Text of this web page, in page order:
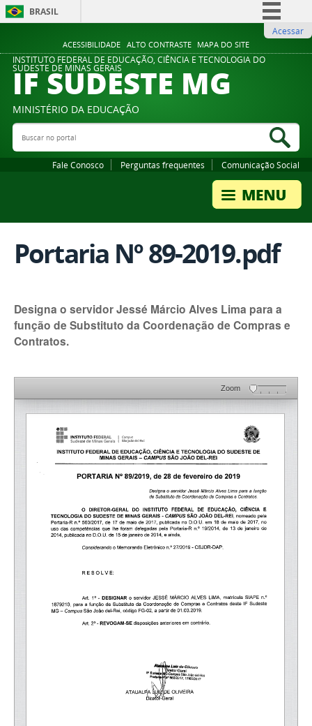
ACESSIBILIDADE ALTO CONTRASTE MAPA DO SITE
BRASIL
Comunica BR
Participe
Legislação
Acessar
INSTITUTO FEDERAL DE EDUCAÇÃO, CIÊNCIA E TECNOLOGIA DO
SUDESTE DE MINAS GERAIS
IF SUDESTE MG
MINISTÉRIO DA EDUCAÇÃO
Buscar no portal
Fale Conosco Perguntas frequentes Comunicação Social
Portaria Nº 89-2019.pdf
Designa o servidor Jessé Márcio Alves Lima para a
função de Substituto da Coordenação de Compras e
Contratos.
Zoom